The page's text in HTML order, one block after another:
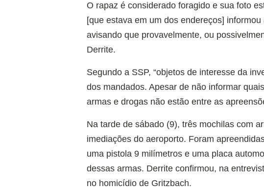
O rapaz é considerado foragido e sua foto
[que estava em um dos endereços]
avisando que provavelmente, ou
Derrite.
Segundo a SSP, “objetos de interesse da
dos mandados. Apesar de não informar
armas e drogas não estão entre as
Na tarde de sábado (9), três mochilas com
imediações do aeroporto. Foram
uma pistola 9 milímetros e uma placa
dessas armas. Derrite confirmou, na
no homicídio de Gritzbach.